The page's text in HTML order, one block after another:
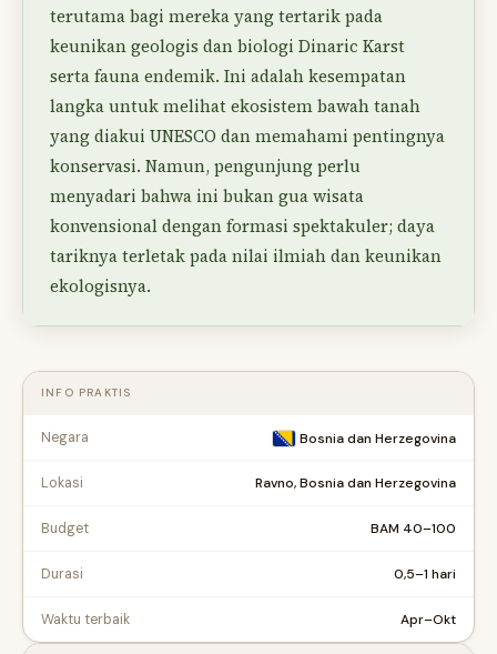
terutama bagi mereka yang tertarik pada
keunikan geologis dan biologi Dinaric Karst
serta fauna endemik. Ini adalah kesempatan
langka untuk melihat ekosistem bawah tanah
yang diakui UNESCO dan memahami pentingnya
konservasi. Namun, pengunjung perlu
menyadari bahwa ini bukan gua wisata
konvensional dengan formasi spektakuler; daya
tariknya terletak pada nilai ilmiah dan keunikan
ekologisnya.
INFO PRAKTIS
Negara Bosnia dan Herzegovina
Lokasi Ravno, Bosnia dan Herzegovina
Budget BAM 40–100
Durasi 0,5–1 hari
Waktu terbaik Apr–Okt